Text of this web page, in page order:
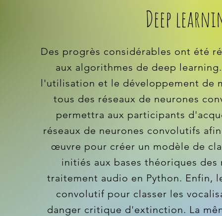
Deep
Des progrès considérables ont été
aux algorithmes de deep
l'utilisation et le développement de
tous des réseaux de neurones
permettra aux participants
réseaux de neurones convolutifs
œuvre pour créer un modèle de
initiés aux bases théoriques
traitement audio en Python. Enfin,
convolutif pour classer les
danger critique d'extinction. La